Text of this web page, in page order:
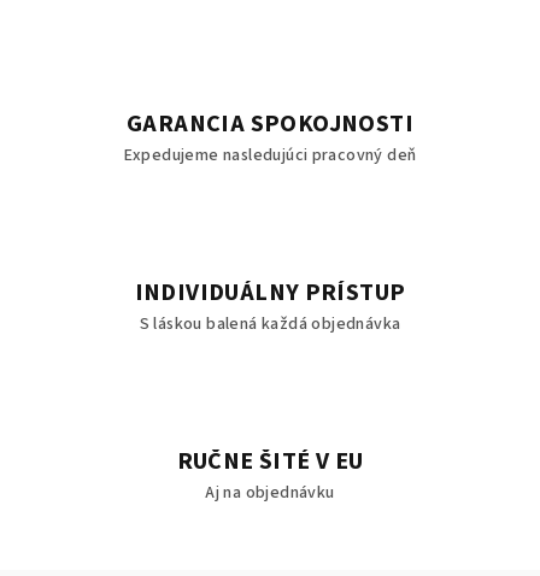
GARANCIA SPOKOJNOSTI
Expedujeme nasledujúci pracovný deň
INDIVIDUÁLNY PRÍSTUP
S láskou balená každá objednávka
RUČNE ŠITÉ V EU
Aj na objednávku